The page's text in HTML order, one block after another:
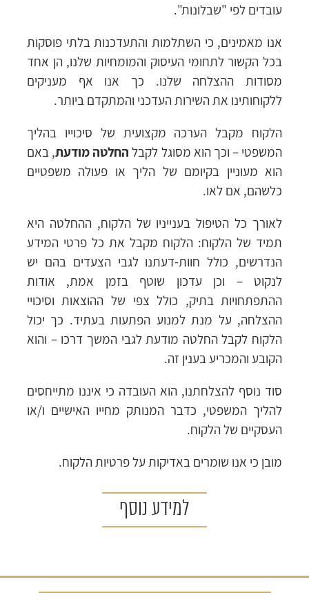
עובדים לפי "שבלונות".
אנו מאמינים, כי השתלמות והתעדכנות בלתי פוסקות
בכל הקשור לתחומי העיסוק והמומחיות שלנו, הן אחד
מסודות ההצלחה שלנו. כך אנו אף מעניקים
ללקוחותינו את השירות העדכני והמתקדם ביותר.
הלקוח מקבל הערכה מקצועית של סיכוייו בהליך
המשפטי – וכך הוא מסוגל לקבל החלטה מודעת, באם
הוא מעוניין בקיומם של הליך או פעולה משפטיים
כלשהם, אם לאו.
לאורך כל הטיפול בענייניו של הלקוח, ההחלטה היא
תמיד של הלקוח: הלקוח מקבל את כל פרטי המידע
הנדרשים, כולל חוות-דעתנו לגבי הצעדים בהם יש
לנקוט – וכן עדכון שוטף בזמן אמת, אודות
ההתפתחויות בתיק, כולל צפי של ההוצאות וסיכויי
ההצלחה, על מנת למנוע הפתעות בעתיד. כך יכול
הלקוח לקבל החלטה מודעת לגבי המשך דרכו – והוא
הקובע והמכריע בענין זה.
סוד נוסף להצלחתנו, הוא העובדה כי איננו מתייחסים
להליך המשפטי, כדבר המנותק מחייו האישיים ו/או
העסקיים של הלקוח.
מובן כי אנו שומרים באדיקות על פרטיות הלקוח.
למידע נוסף